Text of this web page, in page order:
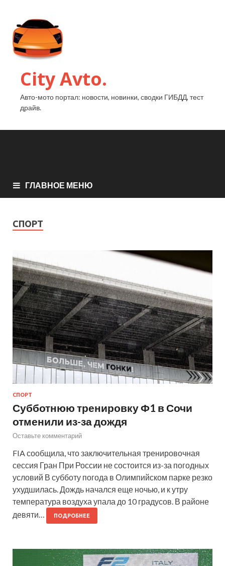
City Avto.
Авто-мото портал: новости, новинки, сводки ГИБДД, тест
драйв.
ГЛАВНОЕ МЕНЮ
СПОРТ
СПОРТ
Субботнюю тренировку Ф1 в Сочи
отменили из-за дождя
Оставьте комментарий
FIA сообщила, что заключительная тренировочная
сессия Гран При России не состоится из-за погодных
условий В субботу погода в Олимпийском парке резко
ухудшилась. Дождь начался еще ночью, и к утру
температура воздуха упала до 10 градусов. В районе
девяти…
ПОДРОБНЕЕ